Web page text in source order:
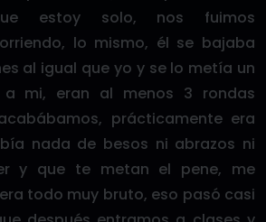
estoy solo, nos fuimos
lo mismo, él se bajaba
al igual que yo y se lo metía un
mi, eran al menos 3 rondas
prácticamente era
nada de besos ni abrazos ni
y que te metan el pene, me
todo muy bruto, eso pasó casi